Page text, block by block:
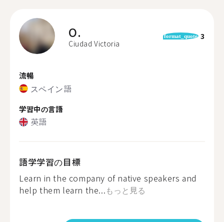
O.
Ciudad Victoria
format_quote 3
流暢
スペイン語
学習中の言語
英語
語学学習の目標
Learn in the company of native speakers and
help them learn the...もっと見る